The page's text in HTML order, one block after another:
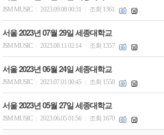
JSM MUSIC 2023.09.08 00:31 조회 1361
서울 2023년 07월 29일 세종대학교
JSM MUSIC 2023.08.11 02:14 조회 1357
서울 2023년 06월 24일 세종대학교
JSM MUSIC 2023.07.01 00:45 조회 1558
서울 2023년 05월 27일 세종대학교
JSM MUSIC 2023.06.05 01:56 조회 1670